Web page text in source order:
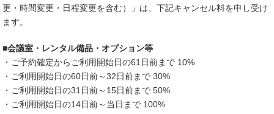
更・時間変更・日程変更を含む）」は、下記キャンセル料を申し受け
ます。
■会議室・レンタル備品・オプション等
・ご予約確定からご利用開始日の61日前まで 10%
・ご利用開始日の60日前～32日前まで 30%
・ご利用開始日の31日前～15日前まで 50%
・ご利用開始日の14日前～当日まで 100%